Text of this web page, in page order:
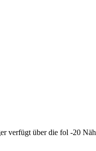
verfügt über die fol -20